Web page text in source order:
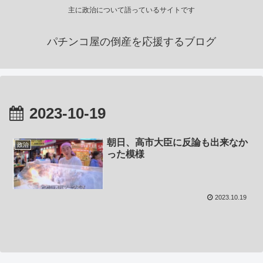
主に政治について語っているサイトです
パチンコ屋の倒産を応援するブログ
2023-10-19
政治
朝日、高市大臣に反論も出来なか
った模様
2023.10.19